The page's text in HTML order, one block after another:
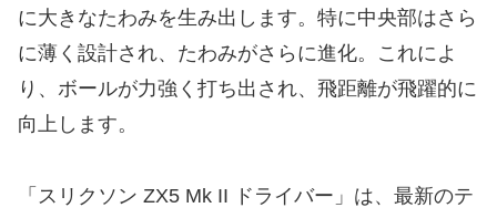
に大きなたわみを生み出します。特に中央部はさら
に薄く設計され、たわみがさらに進化。これによ
り、ボールが力強く打ち出され、飛距離が飛躍的に
向上します。
「スリクソン ZX5 Mk II ドライバー」は、最新のテ